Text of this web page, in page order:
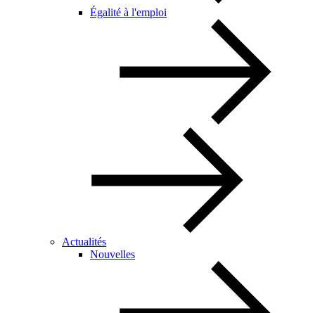
Égalité à l'emploi
Actualités
Nouvelles